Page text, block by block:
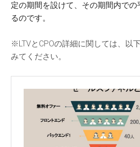
定の期間を設けて、その期間内で
るのです。
※LTVとCPOの詳細に関しては、以
みてください。